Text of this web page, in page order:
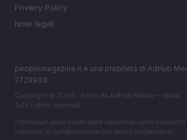
Privacy Policy
Note legali
peoplemagazine.it è una proprietà di AdHub
2729933
Copyright © 2026 · Edito da AdHub Media — Italia
Tutti i diritti riservati
I contenuti sono curati dalla redazione con il
realizzati in collaborazione con autori indipendenti.